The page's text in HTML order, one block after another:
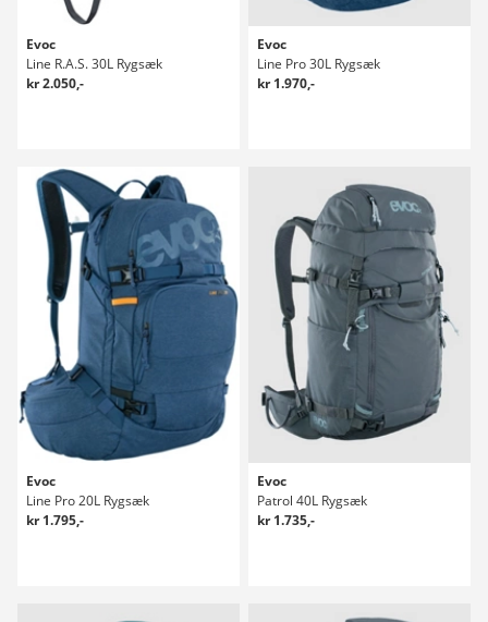
Evoc
Line R.A.S. 30L Rygsæk
kr 2.050,-
Evoc
Line Pro 30L Rygsæk
kr 1.970,-
Evoc
Line Pro 20L Rygsæk
kr 1.795,-
Evoc
Patrol 40L Rygsæk
kr 1.735,-